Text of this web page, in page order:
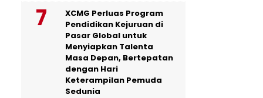
XCMG Perluas Program
Pendidikan Kejuruan di
Pasar Global untuk
Menyiapkan Talenta
Masa Depan, Bertepatan
dengan Hari
Keterampilan Pemuda
Sedunia